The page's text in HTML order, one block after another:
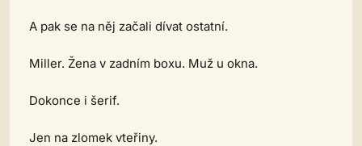
A pak se na něj začali dívat ostatní.
Miller. Žena v zadním boxu. Muž u okna.
Dokonce i šerif.
Jen na zlomek vteřiny.